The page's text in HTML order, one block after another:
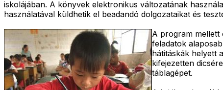
iskolájában. A könyvek elektronikus változatának
használatával küldhetik el beadandó dolgozataikat és
A program mellett
feladatok
hátitáskák helyett
kifejezetten
táblagépet.